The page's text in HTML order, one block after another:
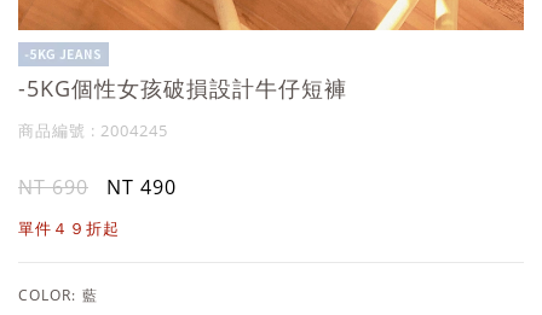
-5KG個性女孩破損設計牛仔短褲
商品編號 : 2004245
NT 690 NT 490
單件４９折起
COLOR: 藍